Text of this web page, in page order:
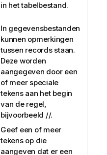
in het tabelbestand.
In gegevensbestanden
kunnen opmerkingen
tussen records staan.
Deze worden
aangegeven door een
of meer speciale
tekens aan het begin
van de regel,
bijvoorbeeld //.
Geef een of meer
tekens op die
aangeven dat er een